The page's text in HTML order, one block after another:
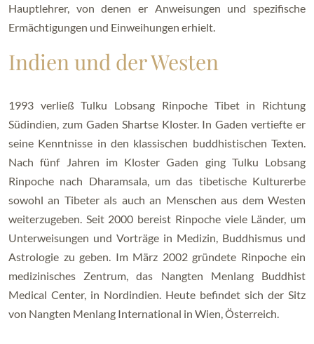
Hauptlehrer, von denen er Anweisungen und spezifische
Ermächtigungen und Einweihungen erhielt.
Indien und der Westen
1993 verließ Tulku Lobsang Rinpoche Tibet in Richtung
Südindien, zum Gaden Shartse Kloster. In Gaden vertiefte er
seine Kenntnisse in den klassischen buddhistischen Texten.
Nach fünf Jahren im Kloster Gaden ging Tulku Lobsang
Rinpoche nach Dharamsala, um das tibetische Kulturerbe
sowohl an Tibeter als auch an Menschen aus dem Westen
weiterzugeben. Seit 2000 bereist Rinpoche viele Länder, um
Unterweisungen und Vorträge in Medizin, Buddhismus und
Astrologie zu geben. Im März 2002 gründete Rinpoche ein
medizinisches Zentrum, das Nangten Menlang Buddhist
Medical Center, in Nordindien. Heute befindet sich der Sitz
von Nangten Menlang International in Wien, Österreich.